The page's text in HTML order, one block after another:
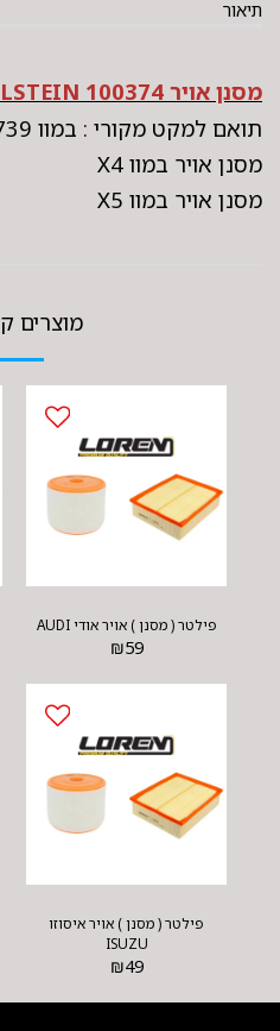
תיאור
מסנן אויר FEBI BILSTEIN 100374
תואם למקט מקורי : במוו 13718626739
מסנן אויר במוו X4
מסנן אויר במוו X5
מוצרים
פילטר ( מסנן ) אויר אודי AUDI
₪59
פילטר ( מסנן ) אויר איסוזו
ISUZU
₪49